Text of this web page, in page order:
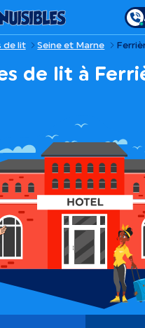
de lit Seine et Marne
de lit à